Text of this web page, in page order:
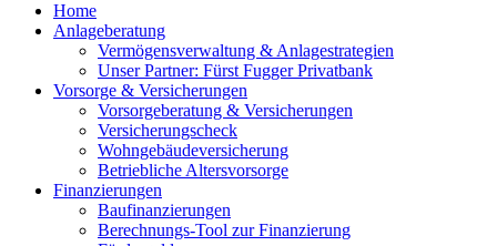
Main
navigation
Home
Anlageberatung
Vermögensverwaltung & Anlagestrategien
Unser Partner: Fürst Fugger Privatbank
Vorsorge & Versicherungen
Vorsorgeberatung & Versicherungen
Versicherungscheck
Wohngebäudeversicherung
Betriebliche Altersvorsorge
Finanzierungen
Baufinanzierungen
Berechnungs-Tool zur Finanzierung